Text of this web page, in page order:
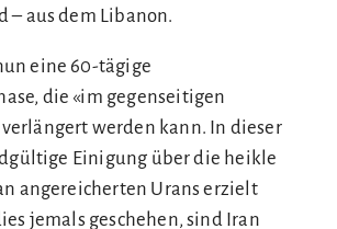
aus dem Libanon.
eine 60-tägige
die «im gegenseitigen
werden kann. In dieser
Einigung über die heikle
angereicherten Urans erzielt
jemals geschehen, sind Iran